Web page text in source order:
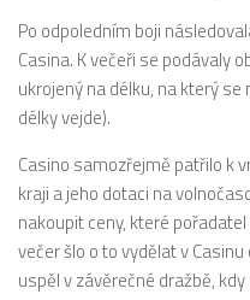
Po odpoledním boji
Casina. K večeři se podávaly
ukrojený na délku, na který
délky vejde).
Casino samozřejmě patřilo k
kraji a jeho dotaci na
nakoupit ceny, které
večer šlo o to vydělat v
uspěl v závěrečné dražbě,